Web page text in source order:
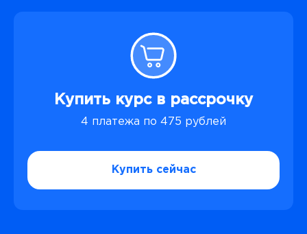
Купить курс в рассрочку
4 платежа по 475 рублей
Купить сейчас